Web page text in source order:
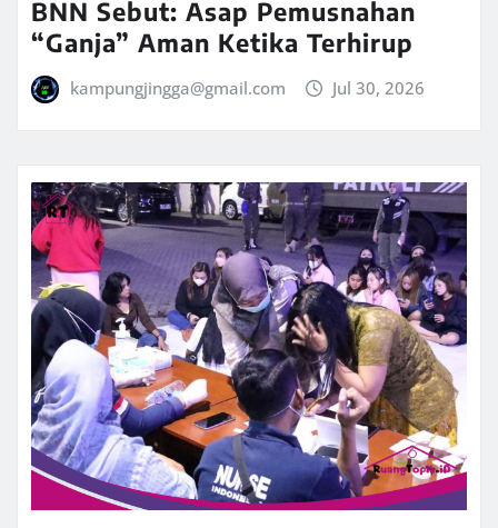
BNN Sebut: Asap Pemusnahan
“Ganja” Aman Ketika Terhirup
kampungjingga@gmail.com Jul 30, 2026